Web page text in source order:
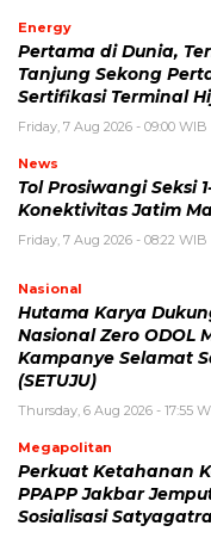
Energy
Pertama di Dunia,
Tanjung Sekong
Sertifikasi Terminal
Friday, 7 Aug 2026 - 09:00 WIB
News
Tol Prosiwangi Seksi
Konektivitas Jatim
Friday, 7 Aug 2026 - 08:22 WIB
Nasional
Hutama Karya
Nasional Zero ODOL
Kampanye Selamat
(SETUJU)
Thursday, 6 Aug 2026 - 17:55
Megapolitan
Perkuat Ketahanan
PPAPP Jakbar
Sosialisasi